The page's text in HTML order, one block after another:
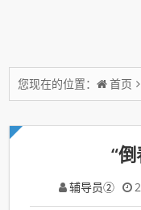
您现在的位置： 首页
“
辅导员②